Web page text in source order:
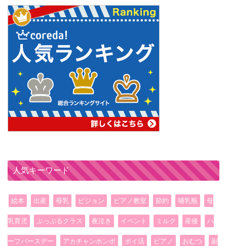
人気キーワード
絵本 出産 母乳 ピジョン ピアノ教室 節約 哺乳瓶 母
乳育児 ぷっぷるクラス 夜泣き イベント ミルク 産後 ハ
ーフバースデー アカチャンホンポ ポイ活 ピアノ おむつ 副